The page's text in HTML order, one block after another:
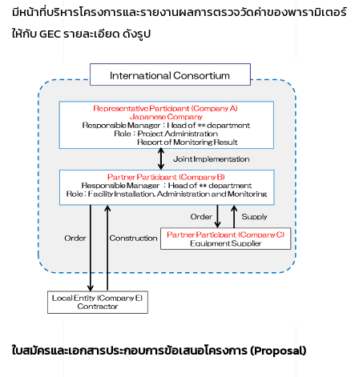
มีหน้าที่บริหารโครงการและรายงานผลการตรวจวัดค่าของพารามิเตอร์
ให้กับ GEC รายละเอียด ดังรูป
ใบสมัครและเอกสารประกอบการข้อเสนอโครงการ (Proposal)